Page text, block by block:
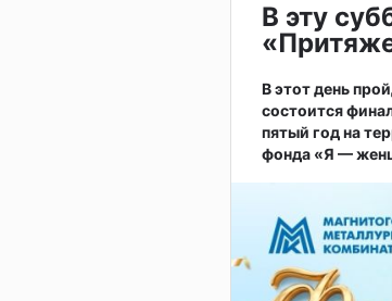
В эту
В этот день
состоится
пятый год на
фонда «Я —